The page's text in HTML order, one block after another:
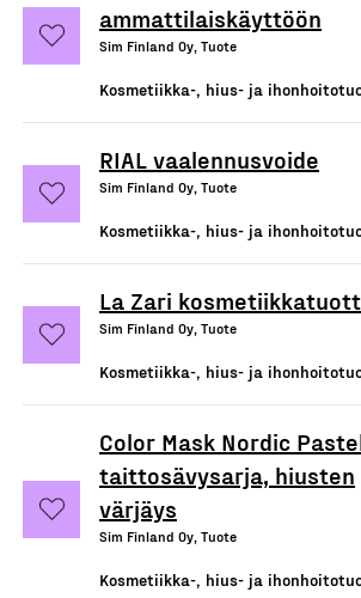
ammattilaiskäyttöön
Sim Finland Oy, Tuote
Kosmetiikka-, hius- ja
RIAL vaalennusvoide
Sim Finland Oy, Tuote
Kosmetiikka-, hius- ja
La Zari
Sim Finland Oy, Tuote
Kosmetiikka-, hius- ja
Color Mask Nordic
taittosävysarja, hiusten
värjäys
Sim Finland Oy, Tuote
Kosmetiikka-, hius- ja